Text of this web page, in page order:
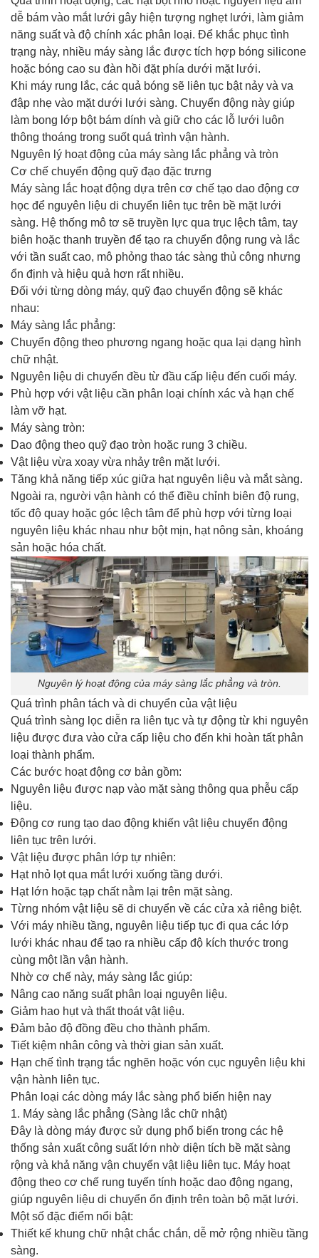
dễ bám vào mắt lưới gây hiện tượng nghẹt lưới, làm giảm
năng suất và độ chính xác phân loại. Để khắc phục tình
trạng này, nhiều máy sàng lắc được tích hợp bóng silicone
hoặc bóng cao su đàn hồi đặt phía dưới mặt lưới.
Khi máy rung lắc, các quả bóng sẽ liên tục bật nảy và va
đập nhẹ vào mặt dưới lưới sàng. Chuyển động này giúp
làm bong lớp bột bám dính và giữ cho các lỗ lưới luôn
thông thoáng trong suốt quá trình vận hành.
Nguyên lý hoạt động của máy sàng lắc phẳng và tròn
Cơ chế chuyển động quỹ đạo đặc trưng
Máy sàng lắc hoạt động dựa trên cơ chế tạo dao động cơ
học để nguyên liệu di chuyển liên tục trên bề mặt lưới
sàng. Hệ thống mô tơ sẽ truyền lực qua trục lệch tâm, tay
biên hoặc thanh truyền để tạo ra chuyển động rung và lắc
với tần suất cao, mô phỏng thao tác sàng thủ công nhưng
ổn định và hiệu quả hơn rất nhiều.
Đối với từng dòng máy, quỹ đạo chuyển động sẽ khác
nhau:
Máy sàng lắc phẳng:
Chuyển động theo phương ngang hoặc qua lại dạng hình
chữ nhật.
Nguyên liệu di chuyển đều từ đầu cấp liệu đến cuối máy.
Phù hợp với vật liệu cần phân loại chính xác và hạn chế
làm vỡ hạt.
Máy sàng tròn:
Dao động theo quỹ đạo tròn hoặc rung 3 chiều.
Vật liệu vừa xoay vừa nhảy trên mặt lưới.
Tăng khả năng tiếp xúc giữa hạt nguyên liệu và mắt sàng.
Ngoài ra, người vận hành có thể điều chỉnh biên độ rung,
tốc độ quay hoặc góc lệch tâm để phù hợp với từng loại
nguyên liệu khác nhau như bột mịn, hạt nông sản, khoáng
sản hoặc hóa chất.
Nguyên lý hoạt động của máy sàng lắc phẳng và tròn.
Quá trình phân tách và di chuyển của vật liệu
Quá trình sàng lọc diễn ra liên tục và tự động từ khi nguyên
liệu được đưa vào cửa cấp liệu cho đến khi hoàn tất phân
loại thành phẩm.
Các bước hoạt động cơ bản gồm:
Nguyên liệu được nạp vào mặt sàng thông qua phễu cấp
liệu.
Động cơ rung tạo dao động khiến vật liệu chuyển động
liên tục trên lưới.
Vật liệu được phân lớp tự nhiên:
Hạt nhỏ lọt qua mắt lưới xuống tầng dưới.
Hạt lớn hoặc tạp chất nằm lại trên mặt sàng.
Từng nhóm vật liệu sẽ di chuyển về các cửa xả riêng biệt.
Với máy nhiều tầng, nguyên liệu tiếp tục đi qua các lớp
lưới khác nhau để tạo ra nhiều cấp độ kích thước trong
cùng một lần vận hành.
Nhờ cơ chế này, máy sàng lắc giúp:
Nâng cao năng suất phân loại nguyên liệu.
Giảm hao hụt và thất thoát vật liệu.
Đảm bảo độ đồng đều cho thành phẩm.
Tiết kiệm nhân công và thời gian sản xuất.
Hạn chế tình trạng tắc nghẽn hoặc vón cục nguyên liệu khi
vận hành liên tục.
Phân loại các dòng máy lắc sàng phổ biến hiện nay
1. Máy sàng lắc phẳng (Sàng lắc chữ nhật)
Đây là dòng máy được sử dụng phổ biến trong các hệ
thống sản xuất công suất lớn nhờ diện tích bề mặt sàng
rộng và khả năng vận chuyển vật liệu liên tục. Máy hoạt
động theo cơ chế rung tuyến tính hoặc dao động ngang,
giúp nguyên liệu di chuyển ổn định trên toàn bộ mặt lưới.
Một số đặc điểm nổi bật:
Thiết kế khung chữ nhật chắc chắn, dễ mở rộng nhiều tầng
sàng.